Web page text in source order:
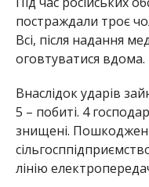
постраждали троє
Всі, після надання
оговтуватися вдома.
Внаслідок ударів
5 – побиті. 4
знищені.
лінію